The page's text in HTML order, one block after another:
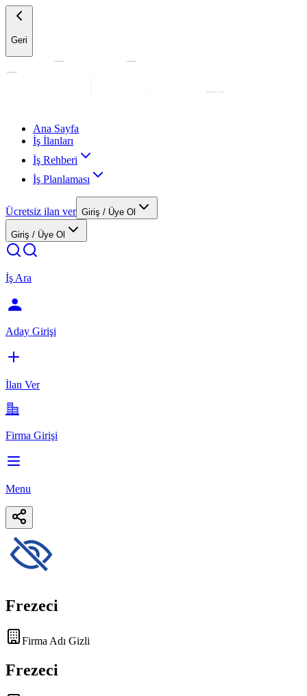
Geri
Ana Sayfa
İş İlanları
İş Rehberi
İş Planlaması
Ücretsiz ilan ver Giriş / Üye Ol
Giriş / Üye Ol
İş Ara
Aday Girişi
İlan Ver
Firma Girişi
Menu
Frezeci
Firma Adı Gizli
Frezeci